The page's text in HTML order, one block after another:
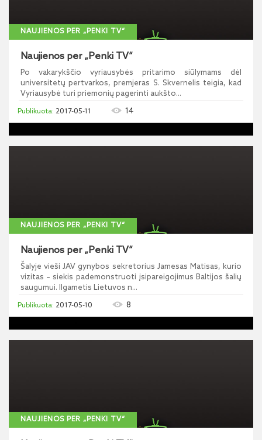
NAUJIENOS PER „PENKI TV“
Naujienos per „Penki TV“
Po vakarykščio vyriausybės pritarimo siūlymams dėl
universitetų pertvarkos, premjeras S. Skvernelis teigia, kad
Vyriausybė turi priemonių pagerinti aukšto...
2017-05-11 14
NAUJIENOS PER „PENKI TV“
Naujienos per „Penki TV“
Šalyje vieši JAV gynybos sekretorius Jamesas Matisas, kurio
vizitas – siekis pademonstruoti įsipareigojimus Baltijos šalių
saugumui. Ilgametis Lietuvos n...
2017-05-10 8
NAUJIENOS PER „PENKI TV“